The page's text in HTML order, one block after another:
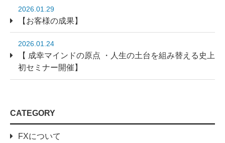
2026.01.29
【お客様の成果】
2026.01.24
【 成幸マインドの原点 ・人生の土台を組み替える史上
初セミナー開催】
CATEGORY
FXについて